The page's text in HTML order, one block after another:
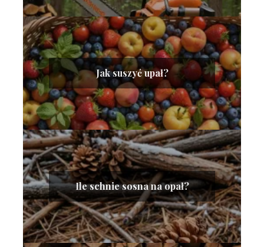
Jak suszyć upał?
Ile schnie sosna na opał?